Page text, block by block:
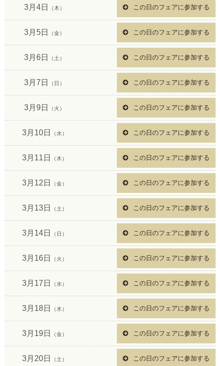
3月4日 （木） この日のフェアに参加する
3月5日 （金） この日のフェアに参加する
3月6日 （土） この日のフェアに参加する
3月7日 （日） この日のフェアに参加する
3月9日 （火） この日のフェアに参加する
3月10日 （水） この日のフェアに参加する
3月11日 （木） この日のフェアに参加する
3月12日 （金） この日のフェアに参加する
3月13日 （土） この日のフェアに参加する
3月14日 （日） この日のフェアに参加する
3月16日 （火） この日のフェアに参加する
3月17日 （水） この日のフェアに参加する
3月18日 （木） この日のフェアに参加する
3月19日 （金） この日のフェアに参加する
3月20日 （土） この日のフェアに参加する